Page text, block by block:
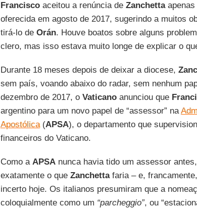
Franciscoaceitou a renúncia de Zanchettaapenas
oferecida em agosto de 2017, sugerindo a muitos
tirá-lo de Orán. Houve boatos sobre alguns
clero, mas isso estava muito longe de explicar o
Durante 18 meses depois de deixar a diocese,
sem país, voando abaixo do radar, sem nenhum
dezembro de 2017, o Vaticanoanunciou que
argentino para um novo papel de “assessor” na
Apostólica(APSA), o departamento que
financeiros do Vaticano.
Como a APSAnunca havia tido um assessor
exatamente o que Zanchettafaria – e,
incerto hoje. Os italianos presumiram que a
coloquialmente como um “parcheggio”, ou